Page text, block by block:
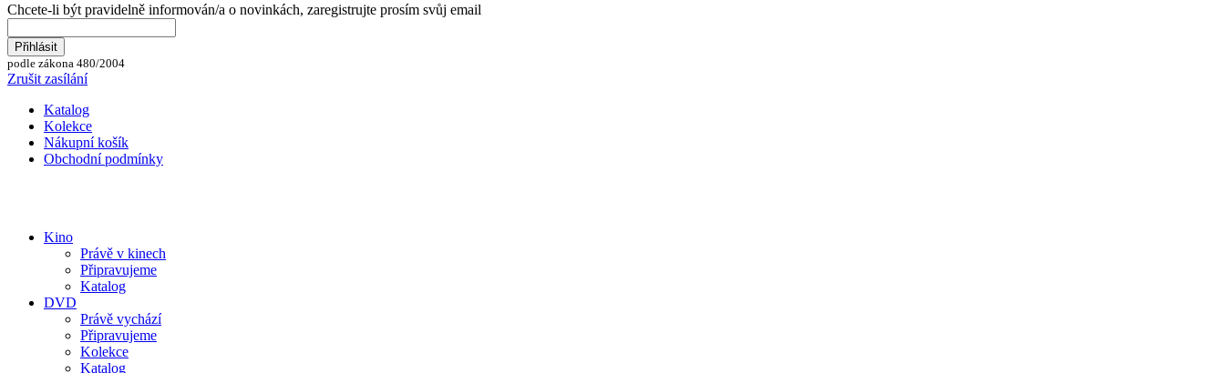
Chcete-li být pravidelně informován/a o novinkách, zaregistrujte prosím svůj email
podle zákona 480/2004
Zrušit zasílání
Katalog
Kolekce
Nákupní košík
Obchodní podmínky
Kino
Právě v kinech
Připravujeme
Katalog
DVD
Právě vychází
Připravujeme
Kolekce
Katalog